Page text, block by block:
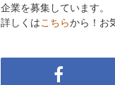
企業を募集しています。
詳しくはこちらから！お